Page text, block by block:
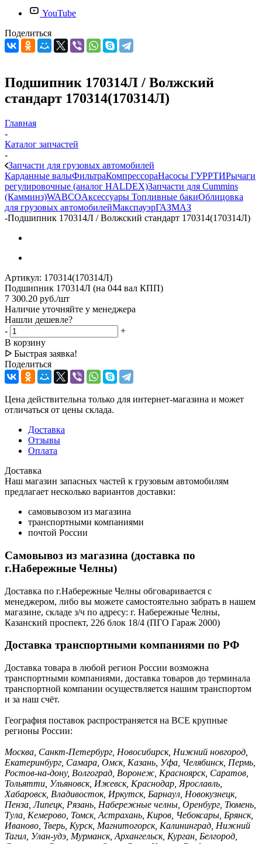
YouTube
Поделиться
Подшипник 170314Л / Волжский
стандарт 170314(170314Л)
Главная
-
Каталог запчастей
-
Запчасти для грузовых автомобилей
Карданные валыФильтраКомпрессораНасосы ГУРРТИРычаги
регулировочные (аналог HALDEX)Запчасти для Cummins
(Камминз)WABCOАксессуары Топливные бакиОблицовка
для грузовых автомобилейМакспауэрГАЗМАЗ
-Подшипник 170314Л / Волжский стандарт 170314(170314Л)
Артикул: 170314(170314Л)
Подшипник 170314Л (на 044 вал КПП)
7 300.20 руб./шт
Наличие уточняйте у менеджера
Нашли дешевле?
-
+
В корзину
ᐅ Быстрая заявка!
Поделиться
Цена действительна только для интернет-магазина и может
отличаться от цены склада.
Доставка
Отзывы
Оплата
Доставка
Наш магазин запасных частей к грузовым автомобилям
предлагает несколько вариантов доставки:
самовывозом из магазина
транспортными компаниями
почтой России
Самовывоз из магазина (доставка по
г.Набережные Челны)
Доставка по г.Набережные Челны обговаривается с
менеджером, либо вы можете самостоятельно забрать в нашем
магазине, складе з/ч по адресу: г. Набережные Челны,
Казанский проспект, 226 блок 18/4 (ПГО Гараж 2000)
Доставка транспортными компаниями по РФ
Доставка товара в любой регион России возможна
транспортными компаниями, доставка товаров до терминала
транспортной компании осуществляется нашим транспортом
и за наш счёт.
География поставок распространяется на ВСЕ крупные
регионы России:
Москва, Санкт-Петербург, Новосибирск, Нижний новгород,
Екатеринбург, Самара, Омск, Казань, Уфа, Челябинск, Пермь,
Ростов-на-дону, Волгоград, Воронеж, Красноярск, Саратов,
Тольятти, Ульяновск, Ижевск, Краснодар, Ярославль,
Хабаровск, Владивосток, Иркутск, Барнаул, Новокузнецк,
Пенза, Липецк, Рязань, Набережные челны, Оренбург, Тюмень,
Тула, Кемерово, Томск, Астрахань, Киров, Чебоксары, Брянск,
Иваново, Тверь, Курск, Магнитогорск, Калининград, Нижний
Тагил, Улан-удэ, Мурманск, Архангельск, Курган, Белгород,